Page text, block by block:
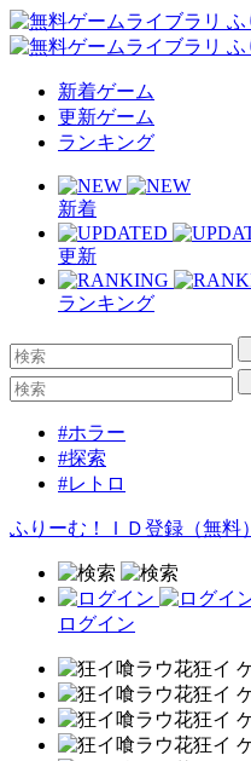
新着ゲーム
更新ゲーム
ランキング
新着
更新
ランキング
#ホラー
#探索
#レトロ
ふりーむ！ＩＤ登録（無料）
ログイン